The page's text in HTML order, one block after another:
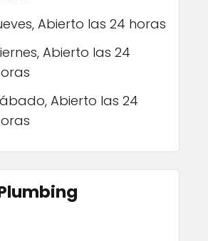
Abierto las 24 horas
Abierto las 24
Abierto las 24